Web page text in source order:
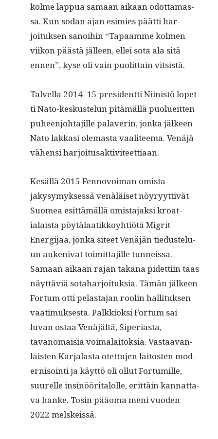
kolme lap­pua samaan aikaan odot­ta­mas­
sa. Kun sodan ajan esimies päät­ti har­
joituk­sen sanoi­hin “Tapaamme kol­men
viikon päästä jälleen, ellei sota ala sitä
ennen”, kyse oli vain puolit­tain vitsistä.
Talvel­la 2014–15 pres­i­dent­ti Niin­istö lopet­
ti Nato-keskustelun pitämäl­lä puolueit­ten
puheen­jo­hta­jille palaverin, jon­ka jäl­keen
Nato lakkasi ole­mas­ta vaali­teema. Venäjä
vähen­si harjoitusaktiviteettiaan.
Kesäl­lä 2015 Fen­novoiman omis­ta­
jakysymyk­sessä venäläiset nöyryyt­tivät
Suomea esit­tämäl­lä omis­ta­jak­si kroa­t­
ialaista pöytälaatikkoy­htiötä Migrit
Energi­jaa, jon­ka siteet Venäjän tiedustelu­
un aukeni­vat toimit­ta­jille tun­neis­sa.
Samaan aikaan rajan takana pidet­ti­in taas
näyt­täviä sota­har­joituk­sia. Tämän jäl­keen
For­tum otti pelas­ta­jan roolin hal­li­tuk­sen
vaa­timuk­ses­ta. Palkkiok­si For­tum sai
luvan ostaa Venäjältä, Siperi­as­ta,
tavanomaisia voimalaitok­sia. Vas­taa­van­
lais­ten Kar­jalas­ta otet­tu­jen laitosten mod­
ernisoin­ti ja käyt­tö oli ollut For­tu­mille,
suurelle insinööri­talolle, erit­täin kan­nat­ta­
va han­ke. Tosin pääo­ma meni vuo­den
2022 melskeissä.